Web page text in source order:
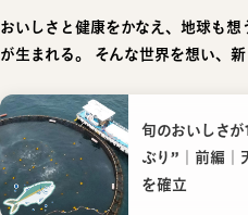
おいしさと健康をかなえ、地球も
が生まれる。
そんな世界を想い、新
旬のおいしさ
ぶり”｜前編｜
を確立